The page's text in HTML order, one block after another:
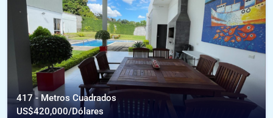
417 - Metros Cuadrados
US$420,000/Dólares